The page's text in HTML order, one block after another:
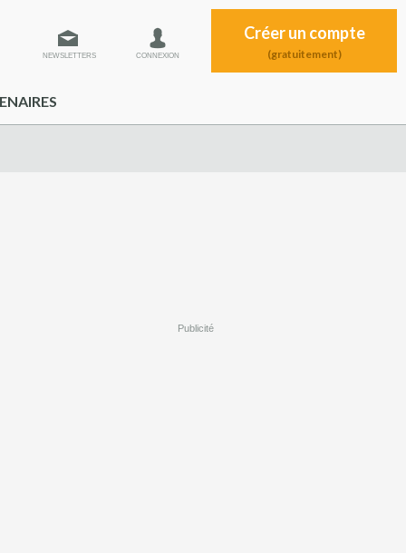
NEWSLETTERS CONNEXION
Créer un compte
(gratuitement)
Publicité